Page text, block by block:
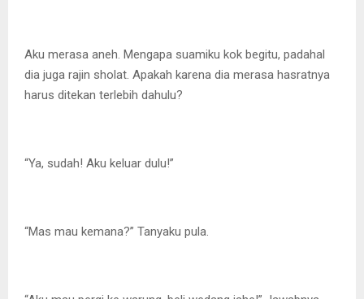
Aku merasa aneh. Mengapa suamiku kok begitu, padahal
dia juga rajin sholat. Apakah karena dia merasa hasratnya
harus ditekan terlebih dahulu?
“Ya, sudah! Aku keluar dulu!”
“Mas mau kemana?” Tanyaku pula.